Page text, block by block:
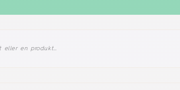
skadedjur och växtsjukdomarProdukter